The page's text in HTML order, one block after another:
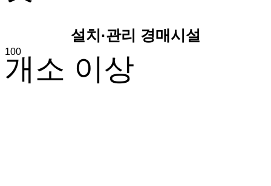
설치·관리 경매시설
100
개소 이상